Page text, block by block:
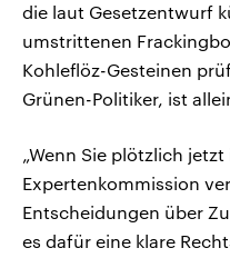
die laut Gesetzentwurf
umstrittenen
Kohleflöz-Gesteinen
Grünen-Politiker, ist
„Wenn Sie plötzlich
Expertenkommission
Entscheidungen über
es dafür eine klare